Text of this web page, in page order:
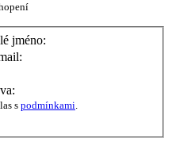
jméno:
s podmínkami